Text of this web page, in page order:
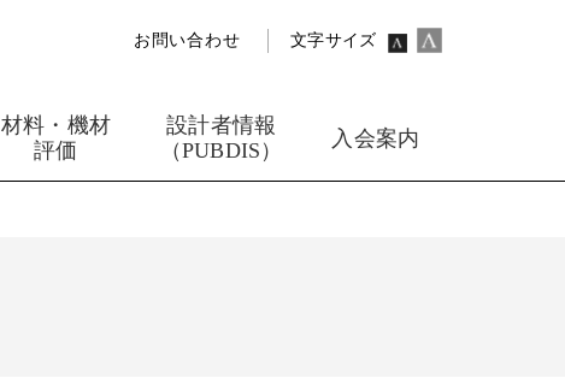
お問い合わせ 文字サイズ
材料・機材
評価
設計者情報
（PUBDIS）
入会案内